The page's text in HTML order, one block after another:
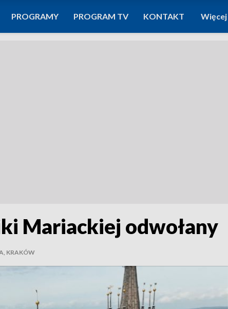
PROGRAMY PROGRAM TV KONTAKT Więcej
Mariackiej odwołany
KRAKÓW